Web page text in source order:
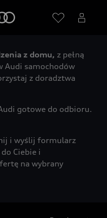
Audi
z domu, z pełną
Audi samochodów
z doradztwa
gotowe do odbioru.
i wyślij formularz
Ciebie i
na wybrany